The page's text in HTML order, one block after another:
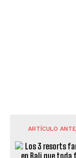
ARTÍCULO